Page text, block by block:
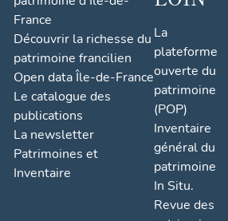
France
Découvrir la richesse du
patrimoine francilien
Open data Île-de-France
Le catalogue des
publications
La newsletter
Patrimoines et
Inventaire
La
plateforme
ouverte du
patrimoine
(POP)
Inventaire
général du
patrimoine
In Situ.
Revue des